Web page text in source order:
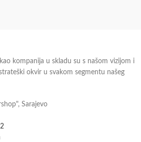
kompanija u skladu su s našom vizijom i
okvir u svakom segmentu našeg
Sarajevo